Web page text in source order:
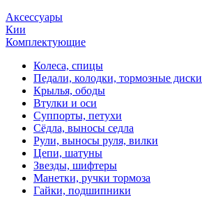
Аксессуары
Кии
Комплектующие
Колеса, спицы
Педали, колодки, тормозные диски
Крылья, ободы
Втулки и оси
Суппорты, петухи
Сёдла, выносы седла
Рули, выносы руля, вилки
Цепи, шатуны
Звезды, шифтеры
Манетки, ручки тормоза
Гайки, подшипники